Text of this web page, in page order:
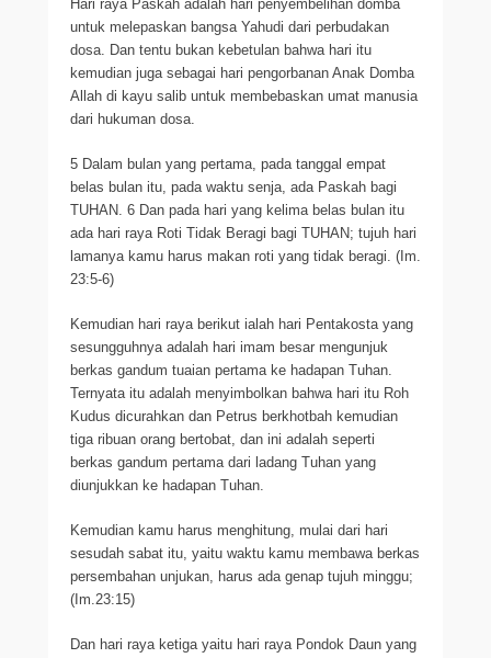
Hari raya Paskah adalah hari penyembelihan domba
untuk melepaskan bangsa Yahudi dari perbudakan
dosa. Dan tentu bukan kebetulan bahwa hari itu
kemudian juga sebagai hari pengorbanan Anak Domba
Allah di kayu salib untuk membebaskan umat manusia
dari hukuman dosa.
5 Dalam bulan yang pertama, pada tanggal empat
belas bulan itu, pada waktu senja, ada Paskah bagi
TUHAN. 6 Dan pada hari yang kelima belas bulan itu
ada hari raya Roti Tidak Beragi bagi TUHAN; tujuh hari
lamanya kamu harus makan roti yang tidak beragi. (Im.
23:5-6)
Kemudian hari raya berikut ialah hari Pentakosta yang
sesungguhnya adalah hari imam besar mengunjuk
berkas gandum tuaian pertama ke hadapan Tuhan.
Ternyata itu adalah menyimbolkan bahwa hari itu Roh
Kudus dicurahkan dan Petrus berkhotbah kemudian
tiga ribuan orang bertobat, dan ini adalah seperti
berkas gandum pertama dari ladang Tuhan yang
diunjukkan ke hadapan Tuhan.
Kemudian kamu harus menghitung, mulai dari hari
sesudah sabat itu, yaitu waktu kamu membawa berkas
persembahan unjukan, harus ada genap tujuh minggu;
(Im.23:15)
Dan hari raya ketiga yaitu hari raya Pondok Daun yang